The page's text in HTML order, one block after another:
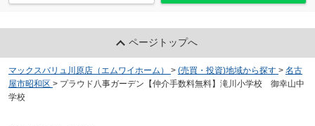
ページトップへ
マックスバリュ川原店（エムワイホーム） > (売買・投資)地域から探す > 名古
屋市昭和区 > プラウド八事ガーデン【仲介手数料無料】滝川小学校 御幸山中
学校